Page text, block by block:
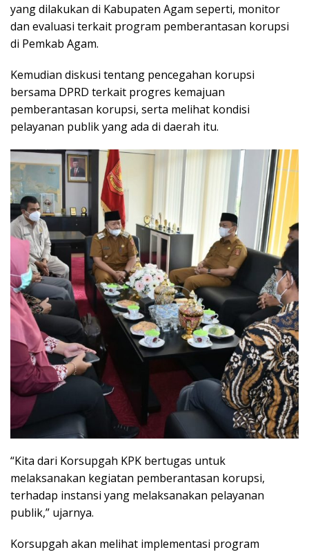
yang dilakukan di Kabupaten Agam seperti, monitor
dan evaluasi terkait program pemberantasan korupsi
di Pemkab Agam.
Kemudian diskusi tentang pencegahan korupsi
bersama DPRD terkait progres kemajuan
pemberantasan korupsi, serta melihat kondisi
pelayanan publik yang ada di daerah itu.
“Kita dari Korsupgah KPK bertugas untuk
melaksanakan kegiatan pemberantasan korupsi,
terhadap instansi yang melaksanakan pelayanan
publik,” ujarnya.
Korsupgah akan melihat implementasi program